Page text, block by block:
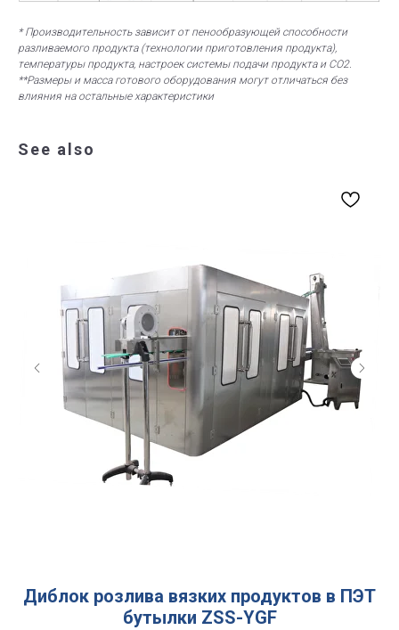
* Производительность зависит от пенообразующей способности
разливаемого продукта (технологии приготовления продукта),
температуры продукта, настроек системы подачи продукта и CO2.
**Размеры и масса готового оборудования могут отличаться без
влияния на остальные характеристики
See also
Диблок розлива вязких продуктов в ПЭТ
бутылки ZSS-YGF